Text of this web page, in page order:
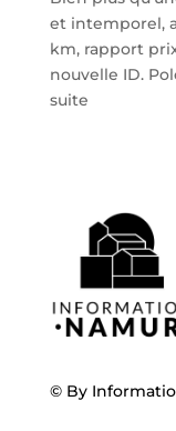
et intemporel,
km, rapport
nouvelle ID.
suite:
la
nouvelle
citadine
100
%
débarque
© By